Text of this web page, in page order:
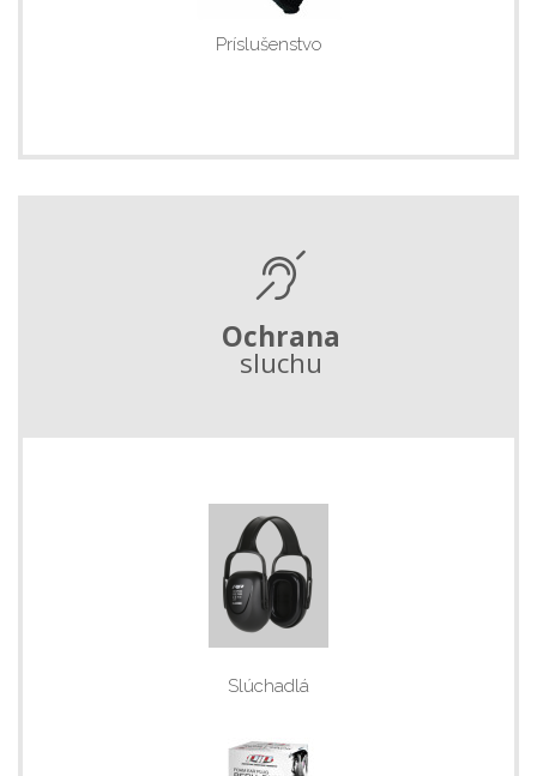
Príslušenstvo
Ochrana
sluchu
Slúchadlá